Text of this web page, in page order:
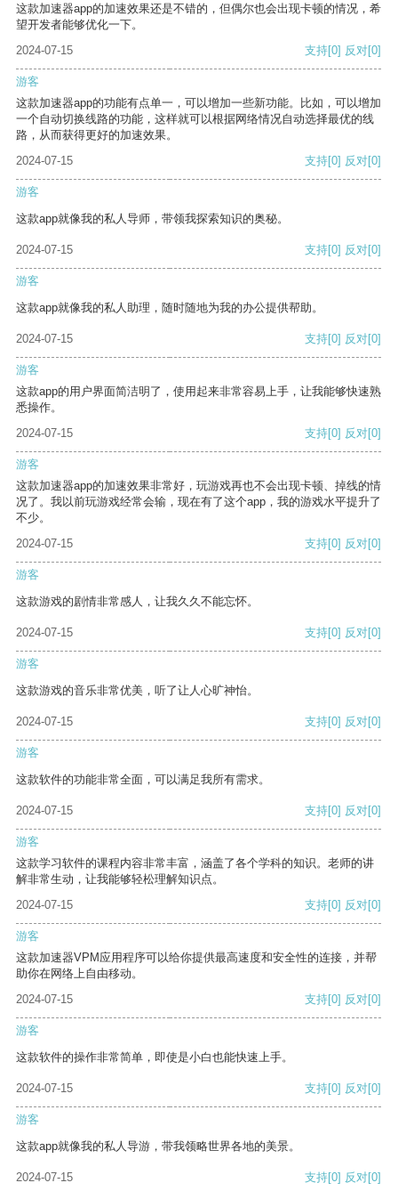
这款加速器app的加速效果还是不错的，但偶尔也会出现卡顿的情况，希
望开发者能够优化一下。
2024-07-15
支持[0] 反对[0]
游客
这款加速器app的功能有点单一，可以增加一些新功能。比如，可以增加
一个自动切换线路的功能，这样就可以根据网络情况自动选择最优的线
路，从而获得更好的加速效果。
2024-07-15
支持[0] 反对[0]
游客
这款app就像我的私人导师，带领我探索知识的奥秘。
2024-07-15 支持[0] 反对[0]
游客
这款app就像我的私人助理，随时随地为我的办公提供帮助。
2024-07-15 支持[0] 反对[0]
游客
这款app的用户界面简洁明了，使用起来非常容易上手，让我能够快速熟
悉操作。
2024-07-15
支持[0] 反对[0]
游客
这款加速器app的加速效果非常好，玩游戏再也不会出现卡顿、掉线的情
况了。我以前玩游戏经常会输，现在有了这个app，我的游戏水平提升了
不少。
2024-07-15
支持[0] 反对[0]
游客
这款游戏的剧情非常感人，让我久久不能忘怀。
2024-07-15 支持[0] 反对[0]
游客
这款游戏的音乐非常优美，听了让人心旷神怡。
2024-07-15 支持[0] 反对[0]
游客
这款软件的功能非常全面，可以满足我所有需求。
2024-07-15 支持[0] 反对[0]
游客
这款学习软件的课程内容非常丰富，涵盖了各个学科的知识。老师的讲
解非常生动，让我能够轻松理解知识点。
2024-07-15
支持[0] 反对[0]
游客
这款加速器VPM应用程序可以给你提供最高速度和安全性的连接，并帮
助你在网络上自由移动。
2024-07-15
支持[0] 反对[0]
游客
这款软件的操作非常简单，即使是小白也能快速上手。
2024-07-15 支持[0] 反对[0]
游客
这款app就像我的私人导游，带我领略世界各地的美景。
2024-07-15 支持[0] 反对[0]